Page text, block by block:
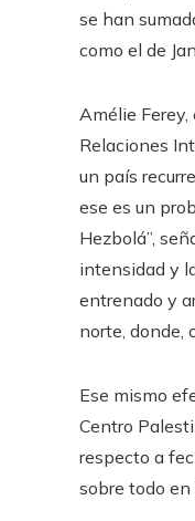
se han
como el de
Amélie
Relaciones
un país
ese es un
Hezbolá”,
intensidad y
entrenado y
norte, donde,
Ese mismo
Centro
respecto a
sobre todo en